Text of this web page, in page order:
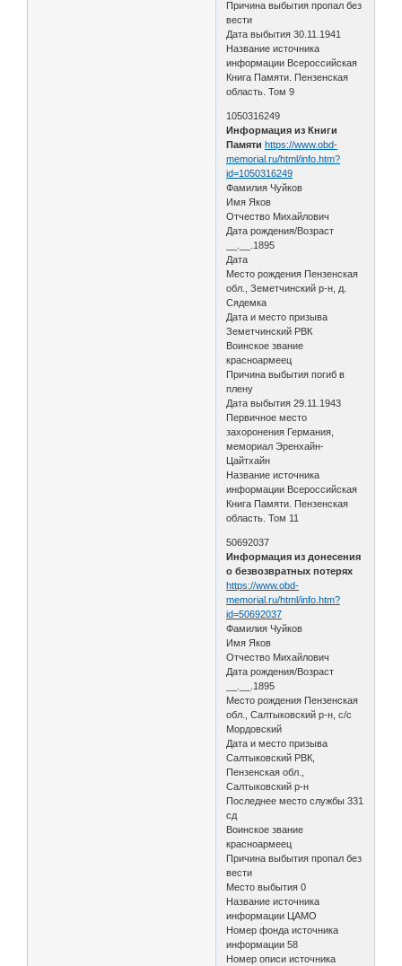
Причина выбытия пропал без
вести
Дата выбытия 30.11.1941
Название источника
информации Всероссийская
Книга Памяти. Пензенская
область. Том 9
1050316249
Информация из Книги
Памяти https://www.obd-
memorial.ru/html/info.htm?
id=1050316249
Фамилия Чуйков
Имя Яков
Отчество Михайлович
Дата рождения/Возраст
__.__.1895
Дата
Место рождения Пензенская
обл., Земетчинский р-н, д.
Сядемка
Дата и место призыва
Земетчинский РВК
Воинское звание
красноармеец
Причина выбытия погиб в
плену
Дата выбытия 29.11.1943
Первичное место
захоронения Германия,
мемориал Эренхайн-
Цайтхайн
Название источника
информации Всероссийская
Книга Памяти. Пензенская
область. Том 11
50692037
Информация из донесения
о безвозвратных потерях
https://www.obd-
memorial.ru/html/info.htm?
id=50692037
Фамилия Чуйков
Имя Яков
Отчество Михайлович
Дата рождения/Возраст
__.__.1895
Место рождения Пензенская
обл., Салтыковский р-н, с/с
Мордовский
Дата и место призыва
Салтыковский РВК,
Пензенская обл.,
Салтыковский р-н
Последнее место службы 331
сд
Воинское звание
красноармеец
Причина выбытия пропал без
вести
Место выбытия 0
Название источника
информации ЦАМО
Номер фонда источника
информации 58
Номер описи источника